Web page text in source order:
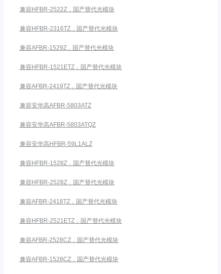
兼容HFBR-2522Z，国产替代光模块
兼容HFBR-2316TZ，国产替代光模块
兼容AFBR-1529Z，国产替代光模块
兼容HFBR-1521ETZ，国产替代光模块
兼容AFBR-2419TZ，国产替代光模块
兼容安华高AFBR-5803ATZ
兼容安华高AFBR-5803ATQZ
兼容安华高HFBR-59L1ALZ
兼容HFBR-1528Z，国产替代光模块
兼容HFBR-2528Z，国产替代光模块
兼容AFBR-2418TZ，国产替代光模块
兼容HFBR-2521ETZ，国产替代光模块
兼容AFBR-2528CZ，国产替代光模块
兼容AFBR-1528CZ，国产替代光模块